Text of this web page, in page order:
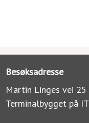
Besøksadresse
Martin Linges vei 25
Terminalbygget på